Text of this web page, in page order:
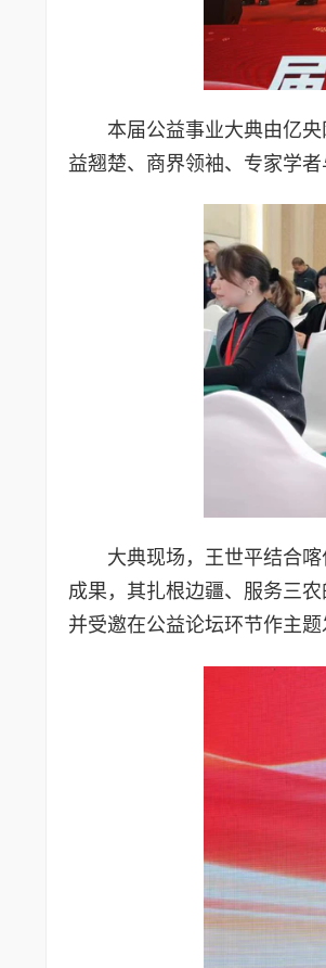
本届公益事业大典由亿
益翘楚、商界领袖、专家学
大典现场，王世平结合
成果，其扎根边疆、服务三
并受邀在公益论坛环节作主